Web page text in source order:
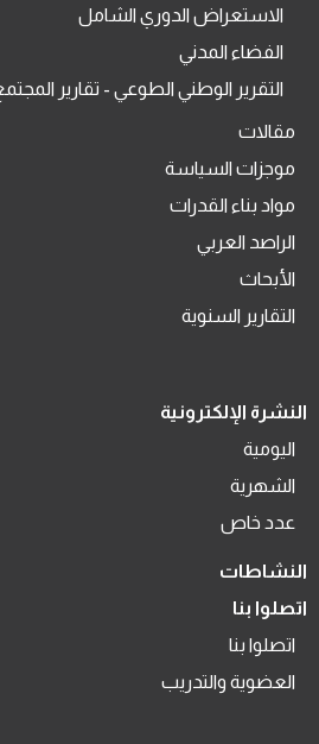
الاستعراض الدوري الشامل
الفضاء المدني
التقرير الوطني الطوعي - تقارير
مقالات
موجزات السياسة
مواد بناء القدرات
الراصد العربي
الأبحاث
التقارير السنوية
النشرة الإلكترونية
اليومية
الشهرية
عدد خاص
النشاطات
اتصلوا بنا
اتصلوا بنا
العضوية والتدريب